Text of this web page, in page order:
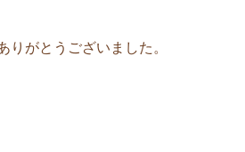
りがとうございました。